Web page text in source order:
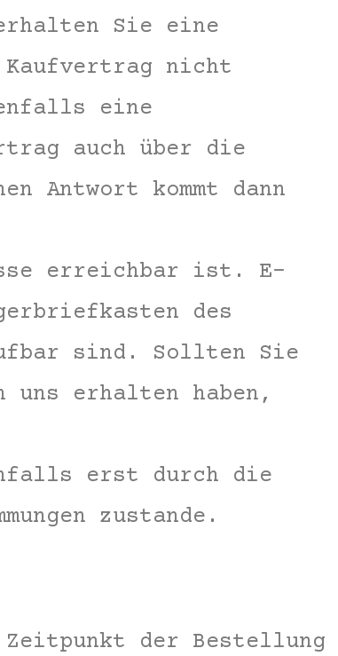
Sie eine
nicht
eine
auch über die
Antwort kommt dann
erreichbar ist. E-
des
sind. Sollten Sie
uns erhalten haben,
erst durch die
zustande.
der Bestellung